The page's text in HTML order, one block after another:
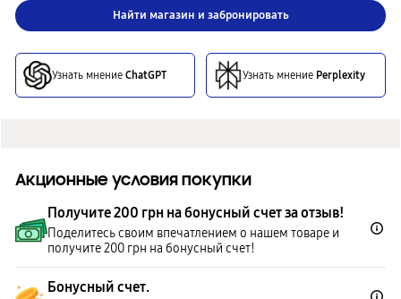
Найти магазин и забронировать
Узнать мнение ChatGPT Узнать мнение Perplexity
Акционные условия покупки
Получите 200 грн на бонусный счет за отзыв!
Поделитесь своим впечатлением о нашем товаре и
получите 200 грн на бонусный счет!
Бонусный счет.